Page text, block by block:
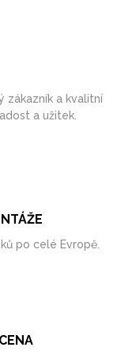
zákazník a kvalitní
a užitek.
po celé Evropě.